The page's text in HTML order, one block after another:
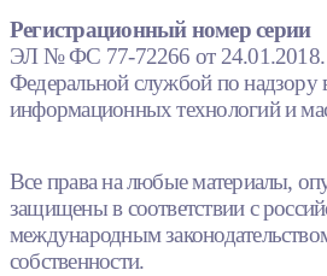
Регистрационный номер серии
ЭЛ № ФС 77-72266 от 24.01.2018.
Федеральной службой по надзору
информационных технологий и
Все права на любые материалы,
защищены в соответствии с
международным
собственности.